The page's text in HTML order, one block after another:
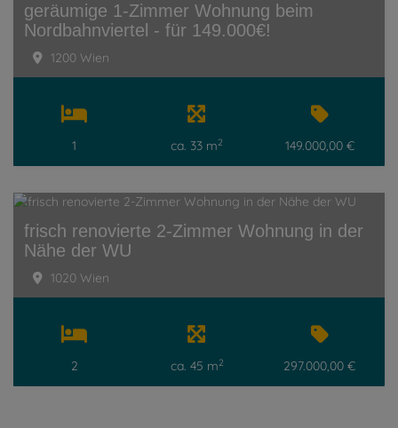
geräumige 1-Zimmer Wohnung beim
Nordbahnviertel - für 149.000€!
1200 Wien
1 ca. 33 m2 149.000,00 €
frisch renovierte 2-Zimmer Wohnung in der
Nähe der WU
1020 Wien
2 ca. 45 m2 297.000,00 €